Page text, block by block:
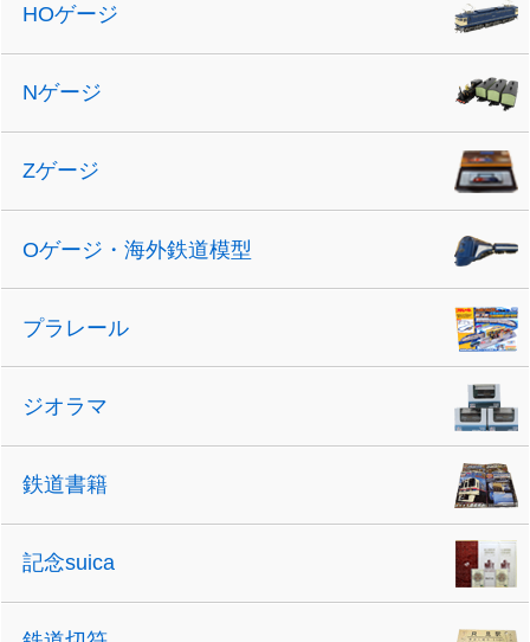
HOゲージ
Nゲージ
Zゲージ
Oゲージ・海外鉄道模型
プラレール
ジオラマ
鉄道書籍
記念suica